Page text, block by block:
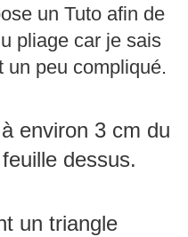
un Tuto afin de
pliage car je sais
un peu compliqué.
environ 3 cm du
dessus.
un triangle